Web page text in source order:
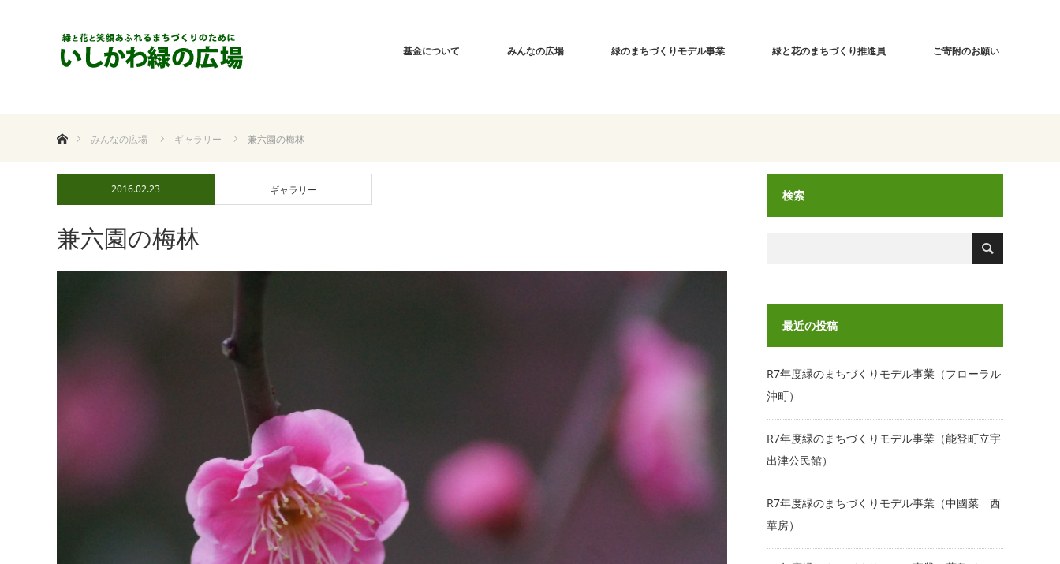
基金について みんなの広場 緑のまちづくりモデル事業 緑と花のまちづくり推進員 ご寄附のお願い
みんなの広場
ギャラリー 兼六園の梅林
2016.02.23 ギャラリー
兼六園の梅林
検索
最近の投稿
R7年度緑のまちづくりモデル事業（フローラル
沖町）
R7年度緑のまちづくりモデル事業（能登町立宇
出津公民館）
R7年度緑のまちづくりモデル事業（中國菜 西
華房）